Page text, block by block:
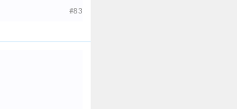
#83